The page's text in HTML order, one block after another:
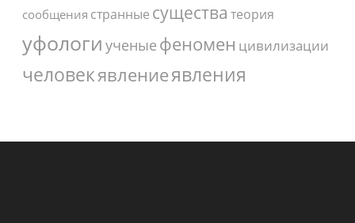
сообщения странные существа теория
уфологи ученые феномен цивилизации
человекявлениеявления